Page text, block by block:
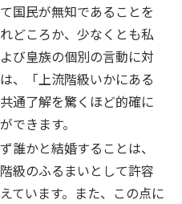
国民が無知であることを
どころか、少なくとも私
び皇族の個別の言動に対
、「上流階級いかにある
通了解を驚くほど的確に
できます。
誰かと結婚することは、
級のふるまいとして許容
ています。また、この点に